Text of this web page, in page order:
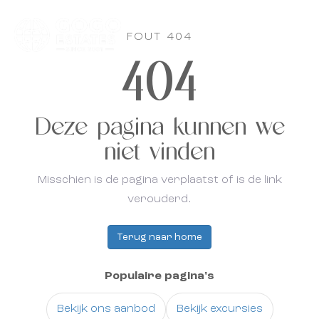
FOUT 404
404
Deze pagina kunnen we
niet vinden
Misschien is de pagina verplaatst of is de link
verouderd.
Terug naar home
Populaire pagina's
Bekijk ons aanbod Bekijk excursies